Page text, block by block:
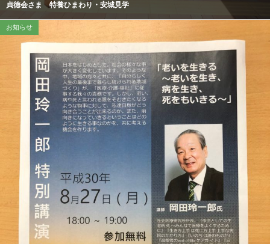
貞徳会さま 特養ひまわり・安城見学
お知らせ